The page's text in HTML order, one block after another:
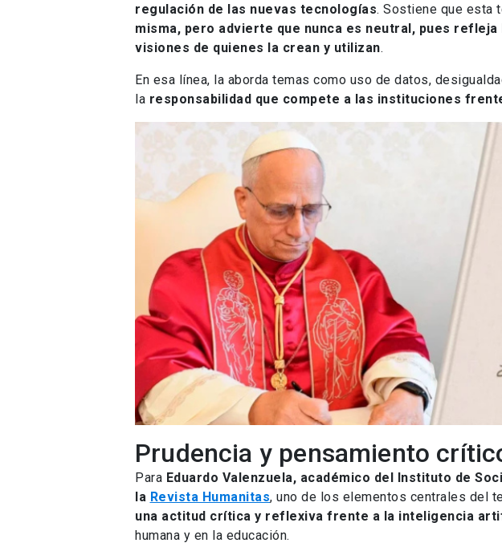
regulación de las nuevas tecnologías. Sostiene que esta
misma, pero advierte que nunca es neutral, pues
visiones de quienes la crean y utilizan.
En esa línea, la aborda temas como uso de datos,
la responsabilidad que compete a las instituciones
Prudencia y pensamiento
Para Eduardo Valenzuela, académico del Instituto de
la Revista Humanitas, uno de los elementos centrales del
una actitud crítica y reflexiva frente a la inteligencia
humana y en la educación.